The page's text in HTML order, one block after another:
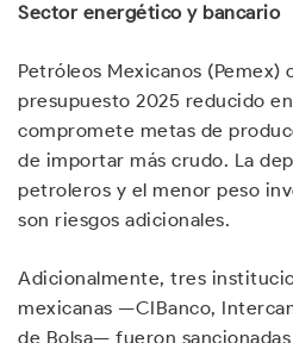
Sector energético y bancario
Petróleos Mexicanos (Pemex)
presupuesto 2025 reducido en
compromete metas de
de importar más crudo. La
petroleros y el menor peso
son riesgos adicionales.
Adicionalmente, tres
mexicanas —CIBanco,
de Bolsa— fueron